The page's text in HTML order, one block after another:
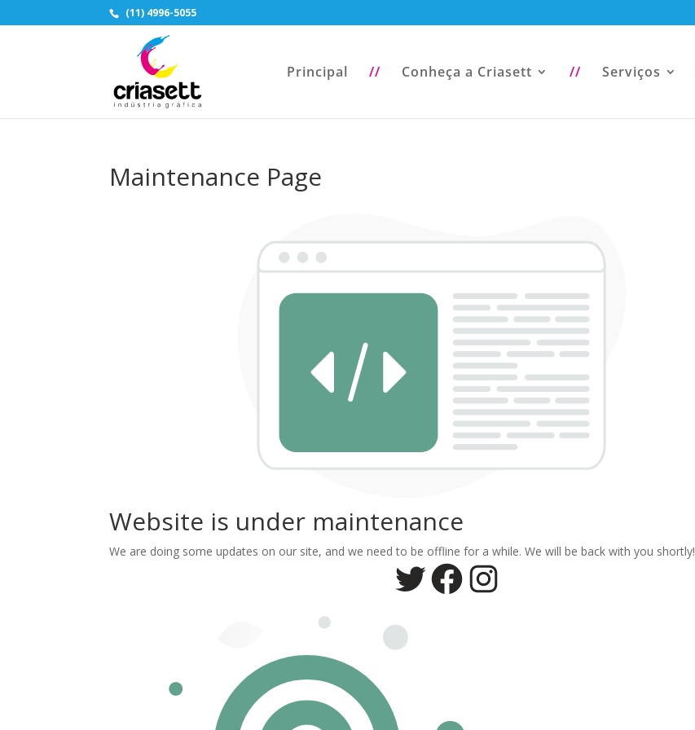
(11) 4996-5055
Principal // Conheça a Criasett // Serviços
Maintenance Page
Website is under maintenance
We are doing some updates on our site, and we need to be offline for a while. We will be back with you shortly!
Twitter
Facebook
Instagram